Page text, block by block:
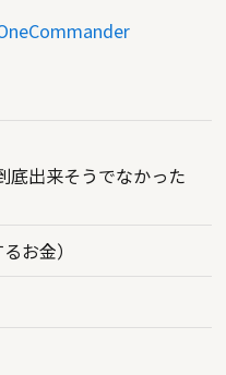
底出来そうでなかった
お金）